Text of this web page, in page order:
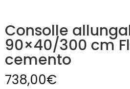
Consolle
90×40/300 cm
cemento
738,00€